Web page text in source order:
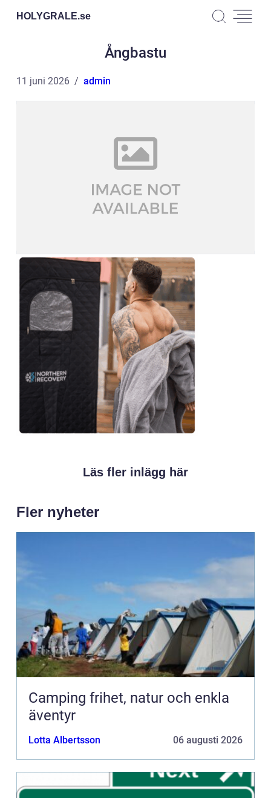
HOLYGRALE.se
Ångbastu
11 juni 2026 admin
Läs fler inlägg här
Fler nyheter
Camping frihet, natur och enkla
äventyr
Lotta Albertsson 06 augusti 2026